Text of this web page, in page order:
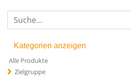
Kategorien anzeigen
Alle Produkte
Zielgruppe